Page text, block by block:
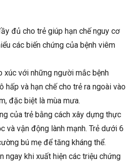
đủ cho trẻ giúp hạn chế nguy cơ
các biến chứng của bệnh viêm
xúc với những người mắc bệnh
hấp và hạn chế cho trẻ ra ngoài vào
đặc biệt là mùa mưa.
của trẻ bằng cách xây dựng thực
và vận động lành mạnh. Trẻ dưới 6
bú mẹ để tăng kháng thể.
ngay khi xuất hiện các triệu chứng